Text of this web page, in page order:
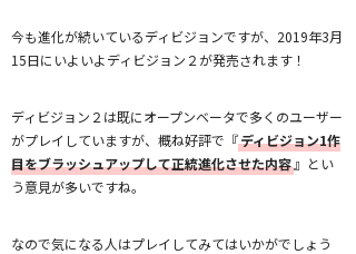
今も進化が続いているディビジョンですが、2019年3月
15日にいよいよディビジョン２が発売されます！
ディビジョン２は既にオープンベータで多くのユーザー
がプレイしていますが、概ね好評で『ディビジョン1作
目をブラッシュアップして正統進化させた内容 』とい
う意見が多いですね。
なので気になる人はプレイしてみてはいかがでしょう